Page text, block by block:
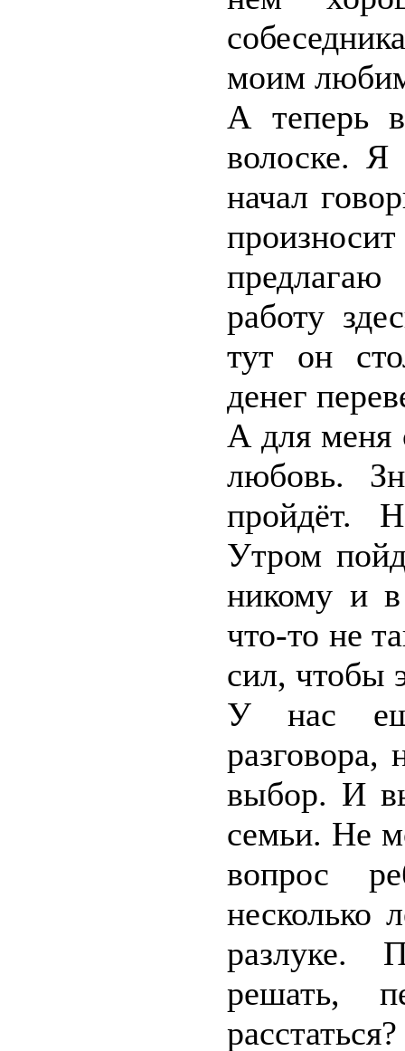
моим
А теперь
волоске.
начал
работу
тут он
денег
А для меня
любовь.
пройдёт.
Утром
никому и
что-то не
сил, чтобы
У нас
разговора,
выбор. И
семьи. Не
вопрос
несколько
разлуке.
решать,